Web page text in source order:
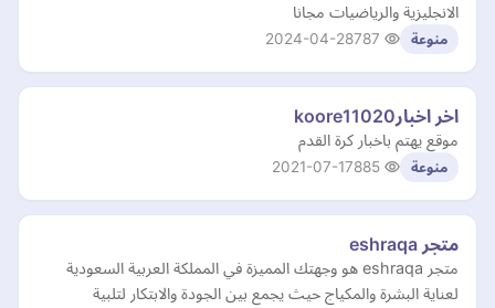
الانجليزية والرياضيات مجانا
منوعة 2024-04-28
اخر اخبارkoore11020
موقع يهتم باخبار كرة القدم
منوعة 2021-07-17
متجر eshraqa
متجر eshraqa هو وجهتك المميزة في المملكة العربية السعودية
لعناية البشرة والمكياج حيث يجمع بين الجودة والابتكار لتلبية